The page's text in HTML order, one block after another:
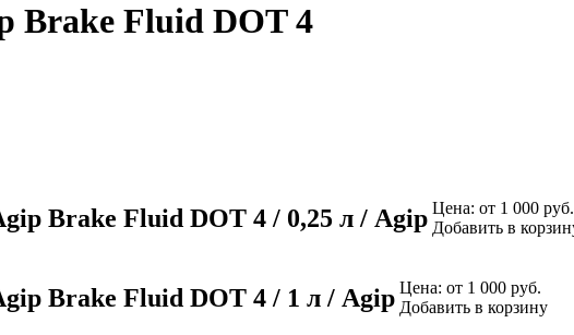
Brake Fluid DOT 4
Brake Fluid DOT 4 / 0,25 л / Agip Цена: от 1 000 руб.
Добавить в
Brake Fluid DOT 4 / 1 л / Agip Цена: от 1 000 руб.
Добавить в корзину